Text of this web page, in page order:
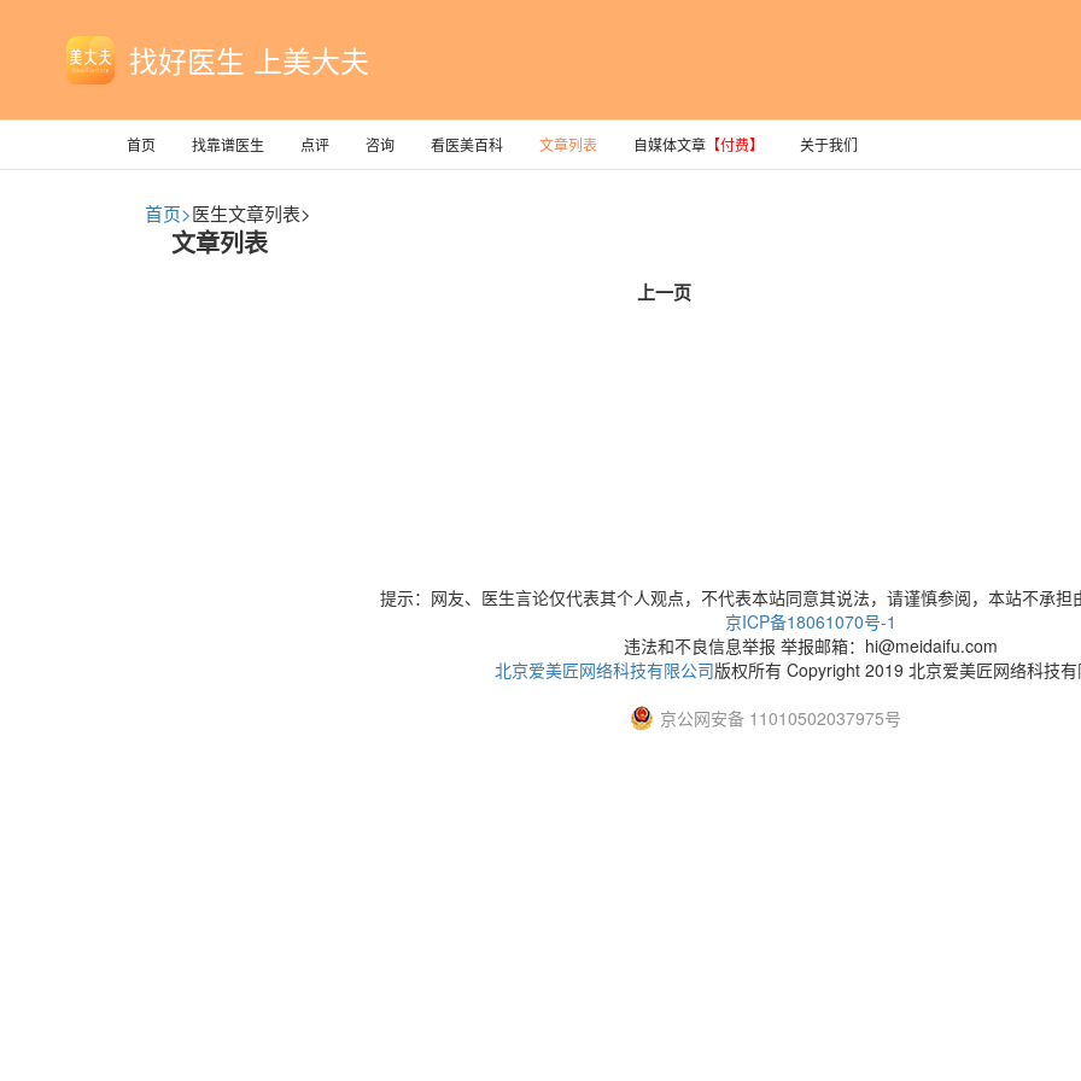
找好医生 上美大夫
首页 找靠谱医生 点评 咨询 看医美百科 文章列表 自媒体文章 【付费】 关于我们
首页>医生文章列表>
文章列表
上一页
提示：网友、医生言论仅代表其个人观点，不代表本站同意其说法，请谨慎参阅，本站不承担
京ICP备18061070号-1
违法和不良信息举报 举报邮箱：hi@meidaifu.com
北京爱美匠网络科技有限公司版权所有 Copyright 2019 北京爱美匠网络科技
京公网安备 11010502037975号